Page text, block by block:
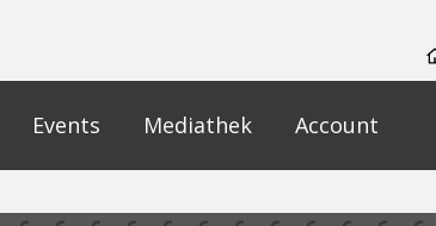
Events Mediathek Account